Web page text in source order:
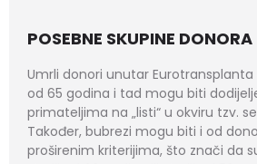
POSEBNE SKUPINE DONORA
Umrli donori unutar
od 65 godina i tad mogu biti
primateljima na „listi“ u okviru tzv.
Također, bubrezi mogu biti i od
proširenim kriterijima, što znači da